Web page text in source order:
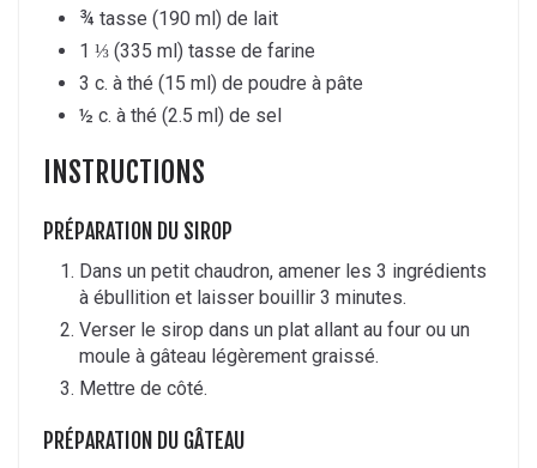
¾ tasse (190 ml) de lait
1 ⅓ (335 ml) tasse de farine
3 c. à thé (15 ml) de poudre à pâte
½ c. à thé (2.5 ml) de sel
INSTRUCTIONS
PRÉPARATION DU SIROP
Dans un petit chaudron, amener les 3 ingrédients
à ébullition et laisser bouillir 3 minutes.
Verser le sirop dans un plat allant au four ou un
moule à gâteau légèrement graissé.
Mettre de côté.
PRÉPARATION DU GÂTEAU